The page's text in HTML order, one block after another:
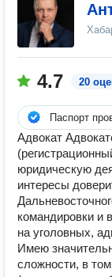
4.7 20
Паспорт
Адвокат
юридическую
интересы
командировки и
на уголовных,
Имею
сложности, в